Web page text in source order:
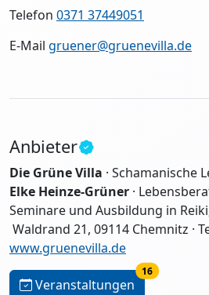
Telefon 0371 37449051
E-Mail gruener@gruenevilla.de
Anbieter
Die Grüne Villa · Schamanische
Elke Heinze-Grüner ·
Seminare und Ausbildung in
Waldrand 21, 09114 Chemnitz ·
www.gruenevilla.de
Veranstaltungen
16